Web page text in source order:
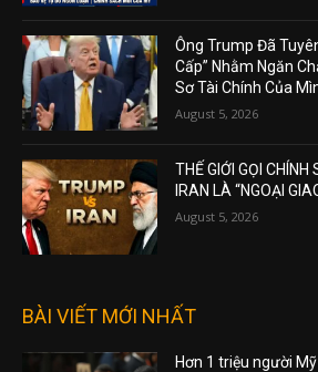
Ông Trump Đã
Cấp” Nhằm Ngăn
Sơ Tài Chính Của
August 5, 2026
THẾ GIỚI GỌI
IRAN LÀ “NGOẠI
August 5, 2026
BÀI VIẾT MỚI NHẤT
Hơn 1 triệu người